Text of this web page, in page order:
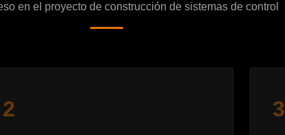
en el proyecto de construcción de sistemas de control
2 3